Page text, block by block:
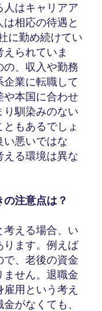
人はキャリアア
相応の待遇と
に勤め続けてい
られていま
、収入や勤務
企業に転職して
や本国に合わせ
り馴染みのない
もあるでしょ
い悪いではな
える環境は異な
注意点は？
える場合、い
ります。例えば
、老後の資金
ません。退職金
用という考え
がなくても、